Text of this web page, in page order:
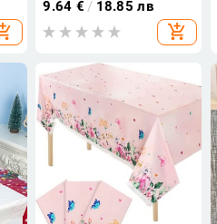
гимнастика Декор за
рожден ден Къмпинг
Подложка Покривало за
консумативи
9.64 € / 18.85 лв
add_shopping_cart